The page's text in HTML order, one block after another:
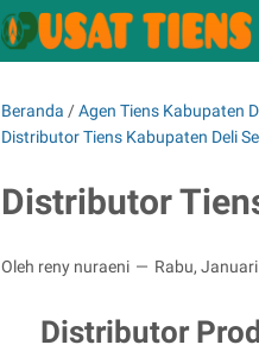
Beranda /Agen Tiens Kabupaten
Distributor Tiens Kabupaten Deli
Distributor
Oleh reny nuraeni Rabu,
Distributor